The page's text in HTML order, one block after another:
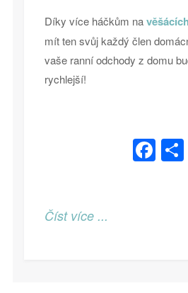
Díky více háčkům na
mít ten svůj každý člen
vaše ranní odchody z domu
rychlejší!
Číst více ...